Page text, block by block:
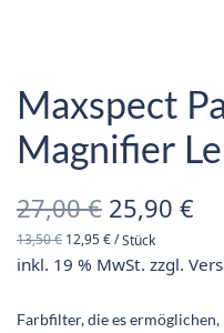
Maxspect
Magnifier
27,00€
Preis war:
25,90€
13,50€ 12,95€/Stück
inkl. 19 % MwSt. zzgl.
Farbfilter, die es